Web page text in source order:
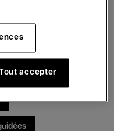
Music
Tout accepter